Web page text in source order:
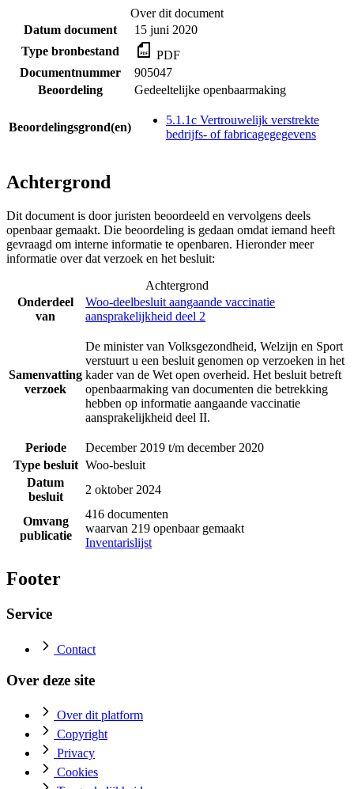
Over dit document
Datum document
15 juni 2020
Type bronbestand
PDF
Documentnummer
905047
Beoordeling
Gedeeltelijke openbaarmaking
Beoordelingsgrond(en)
5.1.1c Vertrouwelijk verstrekte
bedrijfs- of fabricagegegevens
Achtergrond
Dit document is door juristen beoordeeld en vervolgens deels
openbaar gemaakt. Die beoordeling is gedaan omdat iemand heeft
gevraagd om interne informatie te openbaren. Hieronder meer
informatie over dat verzoek en het besluit:
Achtergrond
Onderdeel
van
Woo-deelbesluit aangaande vaccinatie
aansprakelijkheid deel 2
Samenvatting
verzoek
De minister van Volksgezondheid, Welzijn en Sport
verstuurt u een besluit genomen op verzoeken in het
kader van de Wet open overheid. Het besluit betreft
openbaarmaking van documenten die betrekking
hebben op informatie aangaande vaccinatie
aansprakelijkheid deel II.
Periode
December 2019 t/m december 2020
Type besluit Woo-besluit
Datum
besluit
2 oktober 2024
Omvang
publicatie
416 documenten
waarvan 219 openbaar gemaakt
Inventarislijst
Footer
Service
Contact
Over deze site
Over dit platform
Copyright
Privacy
Cookies